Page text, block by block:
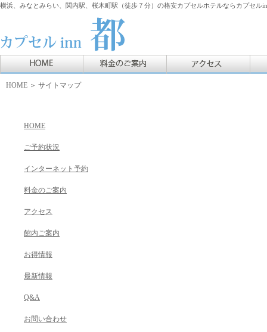
横浜、みなとみらい、関内駅、桜木町駅（徒歩７分）の格安カプセルホテルならカプセル
HOME ＞ サイトマップ
HOME
ご予約状況
インターネット予約
料金のご案内
アクセス
館内ご案内
お得情報
最新情報
Q&A
お問い合わせ